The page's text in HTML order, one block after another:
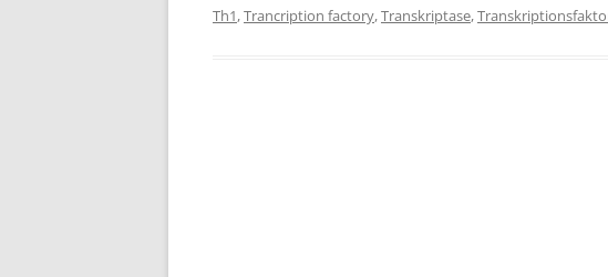
Th1,Trancription factory,Transkriptase,